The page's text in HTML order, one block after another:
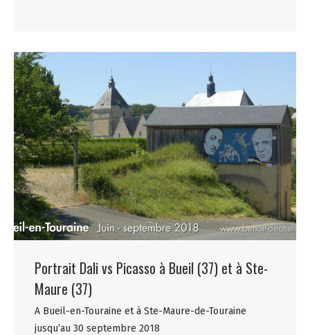
Portrait Dali vs Picasso à Bueil (37) et à Ste-
Maure (37)
A Bueil-en-Touraine et à Ste-Maure-de-Touraine
jusqu’au 30 septembre 2018